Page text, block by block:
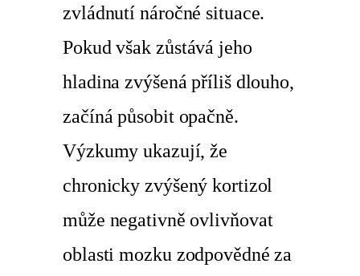
zvládnutí náročné situace.
Pokud však zůstává jeho
hladina zvýšená příliš dlouho,
začíná působit opačně.
Výzkumy ukazují, že
chronicky zvýšený kortizol
může negativně ovlivňovat
oblasti mozku zodpovědné za